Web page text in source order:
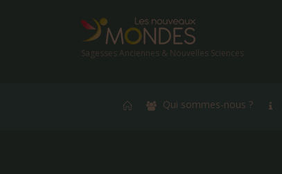
Sagesses Anciennes & Nouvelles Sciences
Qui sommes-nous ?